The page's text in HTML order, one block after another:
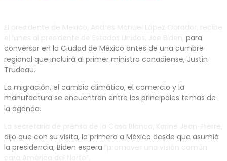
para
conversar en la Ciudad de México antes de una cumbre
regional que incluirá al primer ministro canadiense, Justin
Trudeau.
La migración, el cambio climático, el comercio y la
manufactura se encuentran entre los principales temas de
la agenda.
dijo que con su visita, la primera a México desde que asumió
la presidencia, Biden espera